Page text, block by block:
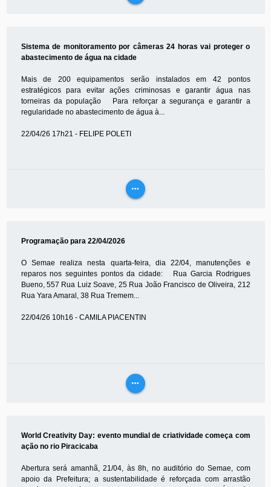
Sistema de monitoramento por câmeras 24 horas vai proteger o
abastecimento de água na cidade
Mais de 200 equipamentos serão instalados em 42 pontos
estratégicos para evitar ações criminosas e garantir água nas
torneiras da população Para reforçar a segurança e garantir a
regularidade no abastecimento de água à...
22/04/26 17h21 - FELIPE POLETI
more_horiz
Programação para 22/04/2026
O Semae realiza nesta quarta-feira, dia 22/04, manutenções e
reparos nos seguintes pontos da cidade: Rua Garcia Rodrigues
Bueno, 557 Rua Luiz Soave, 25 Rua João Francisco de Oliveira, 212
Rua Yara Amaral, 38 Rua Tremem...
22/04/26 10h16 - CAMILA PIACENTIN
more_horiz
World Creativity Day: evento mundial de criatividade começa com
ação no rio Piracicaba
Abertura será amanhã, 21/04, às 8h, no auditório do Semae, com
apoio da Prefeitura; a sustentabilidade é reforçada com arrastão